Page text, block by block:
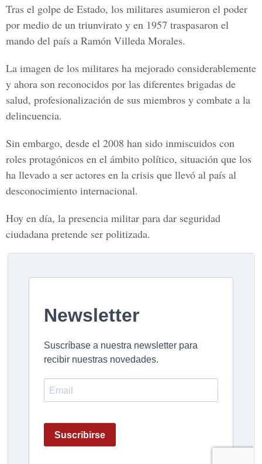
Tras el golpe de Estado, los militares asumieron el poder
por medio de un triunvirato y en 1957 traspasaron el
mando del país a Ramón Villeda Morales.
La imagen de los militares ha mejorado considerablemente
y ahora son reconocidos por las diferentes brigadas de
salud, profesionalización de sus miembros y combate a la
delincuencia.
Sin embargo, desde el 2008 han sido inmiscuidos con
roles protagónicos en el ámbito político, situación que los
ha llevado a ser actores en la crisis que llevó al país al
desconocimiento internacional.
Hoy en día, la presencia militar para dar seguridad
ciudadana pretende ser politizada.